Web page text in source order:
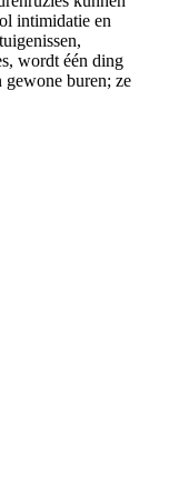
intimidatie en
wordt één ding
buren; ze